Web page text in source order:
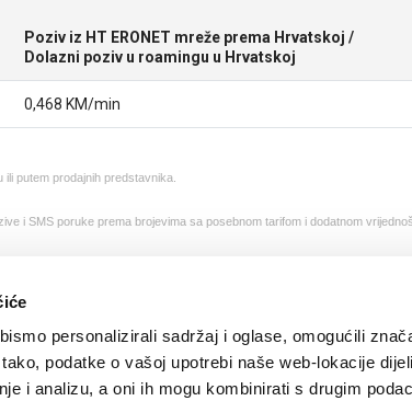
personalizirali sadržaj i oglase, omogućili
podatke o vašoj upotrebi naše web-lokacije
i analizu, a oni ih mogu kombinirati s drugim
Poziv iz HT ERONET mreže prema Hrvatskoj /
Dolazni poziv u roamingu u Hrvatskoj
0,468 KM/min
putem prodajnih predstavnika.
i SMS poruke prema brojevima sa posebnom tarifom i dodatnom